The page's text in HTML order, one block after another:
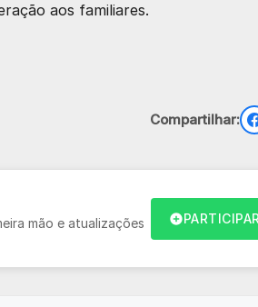
aos familiares.
Compartilhar:
mão e atualizações
PARTICIPAR